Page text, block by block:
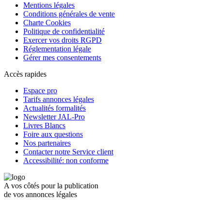
Mentions légales
Conditions générales de vente
Charte Cookies
Politique de confidentialité
Exercer vos droits RGPD
Réglementation légale
Gérer mes consentements
Accès rapides
Espace pro
Tarifs annonces légales
Actualités formalités
Newsletter JAL-Pro
Livres Blancs
Foire aux questions
Nos partenaires
Contacter notre Service client
Accessibilité: non conforme
A vos côtés pour la publication
de vos annonces légales